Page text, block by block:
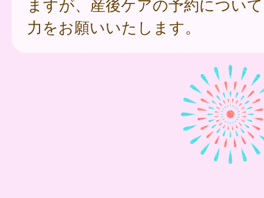
ますが、産後ケアの予約につい
力をお願いいたします。